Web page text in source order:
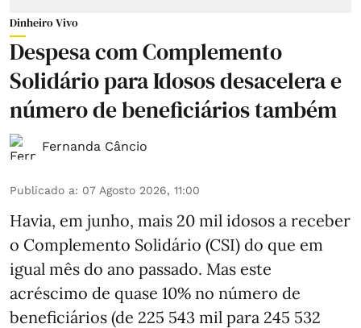
Dinheiro Vivo
Despesa com Complemento
Solidário para Idosos desacelera e
número de beneficiários também
Fernanda Câncio
Publicado a: 07 Agosto 2026, 11:00
Havia, em junho, mais 20 mil idosos a receber
o Complemento Solidário (CSI) do que em
igual mês do ano passado. Mas este
acréscimo de quase 10% no número de
beneficiários (de 225 543 mil para 245 532